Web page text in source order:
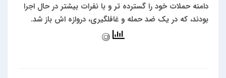
دامنه حملات خود را گسترده تر و با نفرات بیشتر در حال اجرا
بودند، که در یک ضد حمله و غافلگیری، دروازه اش باز شد.